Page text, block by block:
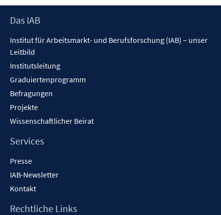
Footer
Das IAB
Institut für Arbeitsmarkt- und Berufsforschung (IAB) – unser
Leitbild
Institutsleitung
Graduiertenprogramm
Befragungen
Projekte
Wissenschaftlicher Beirat
Services
Presse
IAB-Newsletter
Kontakt
Rechtliche Links